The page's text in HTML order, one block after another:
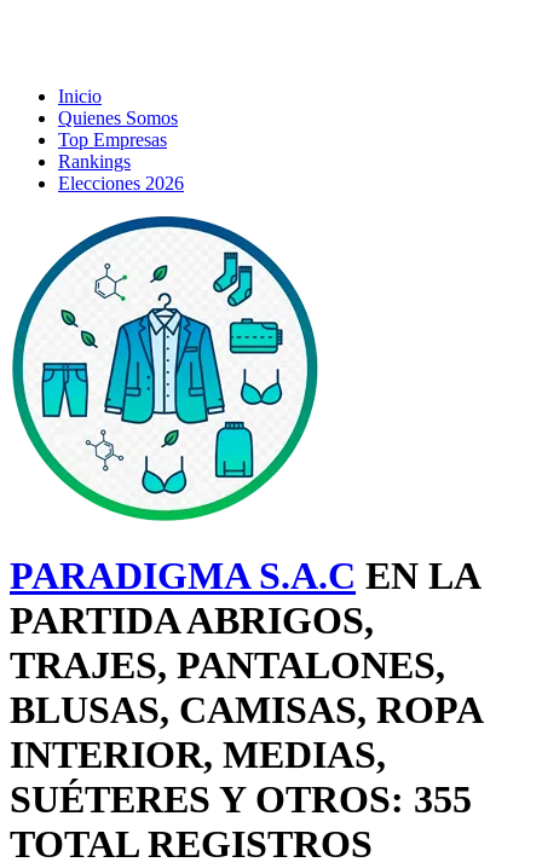
Inicio
Quienes Somos
Top Empresas
Rankings
Elecciones 2026
PARADIGMA S.A.C EN LA
PARTIDA ABRIGOS,
TRAJES, PANTALONES,
BLUSAS, CAMISAS, ROPA
INTERIOR, MEDIAS,
SUÉTERES Y OTROS: 355
TOTAL REGISTROS